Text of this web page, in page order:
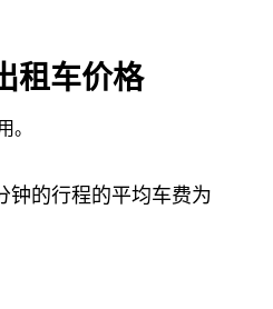
租车价格
。
钟的行程的平均车费为